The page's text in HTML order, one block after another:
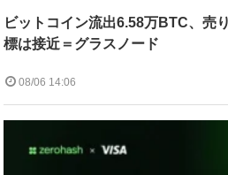
ビットコイン流出6.58万BTC、売
標は接近＝グラスノード
08/06 14:06